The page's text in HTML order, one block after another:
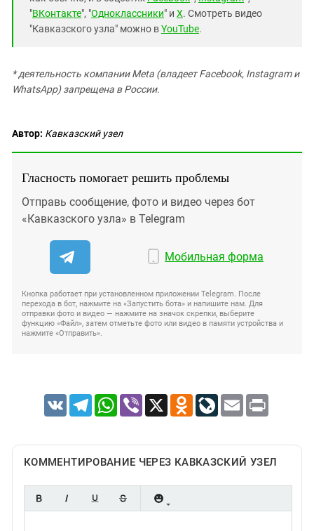
"ВКонтакте", "Одноклассники" и X. Смотреть видео
"Кавказского узла" можно вYouTube.
* деятельность компании Meta (владеет Facebook, Instagram и
WhatsApp) запрещена в России.
Автор: Кавказский узел
Гласность помогает решить проблемы
Отправь сообщение, фото и видео через бот
«Кавказского узла» в Telegram
Мобильная форма
Кнопка работает при установленном приложении Telegram. После
перехода в бот, нажмите на «Запустить бота» и напишите нам. Для
отправки фото и видео — нажмите на значок скрепки, выберите
функцию «Файл», затем отметьте фото или видео в памяти устройства и
нажмите «Отправить».
VK TelegramWhatsApp
Viber X Odnoklassniki
LiveJournal
Email Print
КОММЕНТИРОВАНИЕ ЧЕРЕЗ КАВКАЗСКИЙ УЗЕЛ